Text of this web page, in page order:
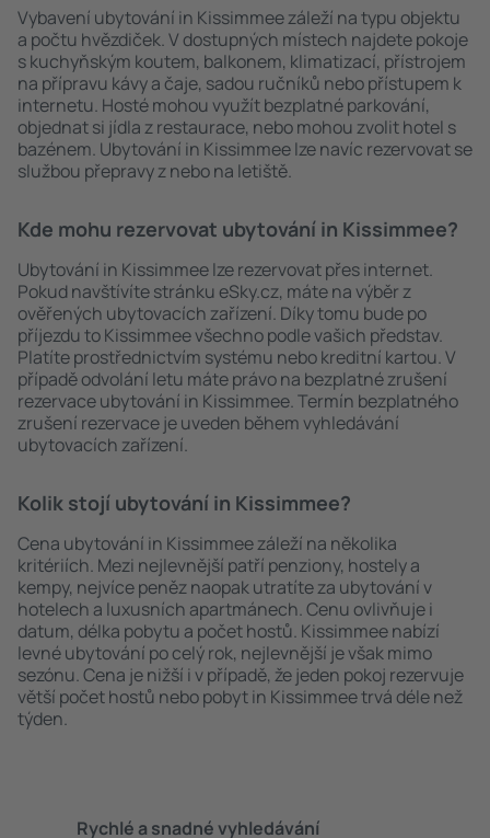
Vybavení ubytování in Kissimmee záleží na typu objektu
a počtu hvězdiček. V dostupných místech najdete pokoje
s kuchyňským koutem, balkonem, klimatizací, přístrojem
na přípravu kávy a čaje, sadou ručníků nebo přístupem k
internetu. Hosté mohou využít bezplatné parkování,
objednat si jídla z restaurace, nebo mohou zvolit hotel s
bazénem. Ubytování in Kissimmee lze navíc rezervovat se
službou přepravy z nebo na letiště.
Kde mohu rezervovat ubytování in Kissimmee?
Ubytování in Kissimmee lze rezervovat přes internet.
Pokud navštívíte stránku eSky.cz, máte na výběr z
ověřených ubytovacích zařízení. Díky tomu bude po
příjezdu to Kissimmee všechno podle vašich představ.
Platíte prostřednictvím systému nebo kreditní kartou. V
případě odvolání letu máte právo na bezplatné zrušení
rezervace ubytování in Kissimmee. Termín bezplatného
zrušení rezervace je uveden během vyhledávání
ubytovacích zařízení.
Kolik stojí ubytování in Kissimmee?
Cena ubytování in Kissimmee záleží na několika
kritériích. Mezi nejlevnější patří penziony, hostely a
kempy, nejvíce peněz naopak utratíte za ubytování v
hotelech a luxusních apartmánech. Cenu ovlivňuje i
datum, délka pobytu a počet hostů. Kissimmee nabízí
levné ubytování po celý rok, nejlevnější je však mimo
sezónu. Cena je nižší i v případě, že jeden pokoj rezervuje
větší počet hostů nebo pobyt in Kissimmee trvá déle než
týden.
Rychlé a snadné vyhledávání